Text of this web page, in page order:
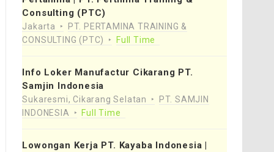
Consulting (PTC)
Jakarta
PT. PERTAMINA TRAINING &
CONSULTING (PTC)
Full Time
Info Loker Manufactur Cikarang PT.
Samjin Indonesia
Sukaresmi, Cikarang Selatan
PT. SAMJIN
INDONESIA
Full Time
Lowongan Kerja PT. Kayaba Indonesia |